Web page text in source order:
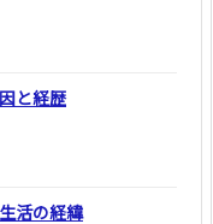
と経歴
活の経緯